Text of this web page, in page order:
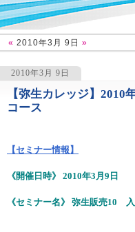
«2010年3月 9日 »
2010年3月 9日
【弥生カレッジ】
コース
【セミナー情報】
《開催日時》 2010年3月9
《セミナー名》 弥生販売10